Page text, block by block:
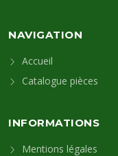
NAVIGATION
Accueil
Catalogue pièces
INFORMATIONS
Mentions légales